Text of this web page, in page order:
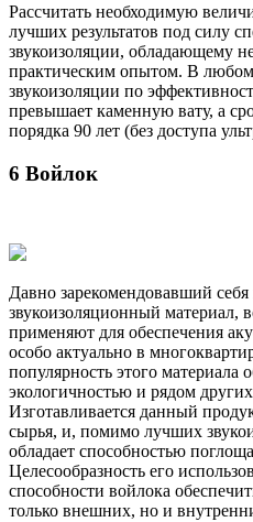
Рассчитать необходимую
лучших результатов под силу
звукоизоляции, обладающему
практическим опытом. В любом
звукоизоляции по
превышает каменную вату, а
порядка 90 лет (без доступа
6 Войлок
Давно зарекомендовавший
звукоизоляционный материал,
применяют для обеспечения
особо актуально в
популярность этого материала
экологичностью и рядом
Изготавливается данный
сырья, и, помимо лучших
обладает способностью
Целесообразность его
способности войлока
только внешних, но и